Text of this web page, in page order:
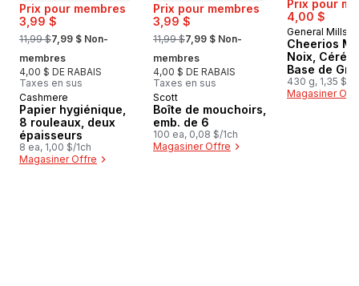
Prix pour membres
3,99 $
, formerly:
11,99 $7,99 $ Non-
membres
4,00 $ DE RABAIS
Taxes en sus
Préparé au Canada
Cashmere
Papier hygiénique,
8 rouleaux, deux
épaisseurs
8 ea, 1,00 $/1ch
Magasiner Offre
Prix pour membres
3,99 $
, formerly:
11,99 $7,99 $ Non-
membres
4,00 $ DE RABAIS
Taxes en sus
Préparé au Canada
Scott
Boîte de mouchoirs,
emb. de 6
100 ea, 0,08 $/1ch
Magasiner Offre
Prix pour
4,00 $
General Mills
Cheerios
Noix,
Base de
Entiers
430 g, 1,35 $/
Magasiner